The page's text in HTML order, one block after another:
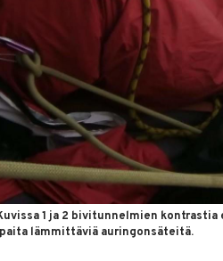
1 ja 2 bivitunnelmien
lämmittäviä auringonsäteitä.